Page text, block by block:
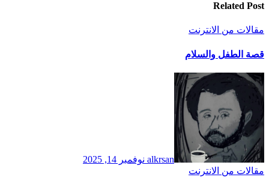
Related Post
مقالات من الانترنت
قصة الطفل والسلام
alkrsan نوفمبر 14, 2025
مقالات من الانترنت